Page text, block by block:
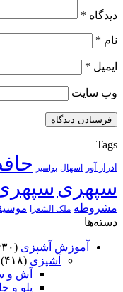
دیدگاه *
نام *
ایمیل *
وب‌ سایت
Tags
ادرار آور اسهال بواسیر
سپهری
مشروطه ملک الشعرا
دسته‌ها
آموزش آشپزی (۴۳۰)
آشپزی (۴۱۸)
آش و
پلو و